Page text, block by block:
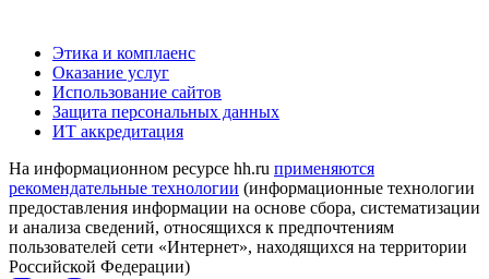
Этика и комплаенс
Оказание услуг
Использование сайтов
Защита персональных данных
ИТ аккредитация
На информационном ресурсе hh.ru применяются
рекомендательные технологии (информационные технологии
предоставления информации на основе сбора, систематизации
и анализа сведений, относящихся к предпочтениям
пользователей сети «Интернет», находящихся на территории
Российской Федерации)